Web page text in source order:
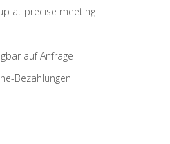
at precise meeting
auf Anfrage
Bezahlungen